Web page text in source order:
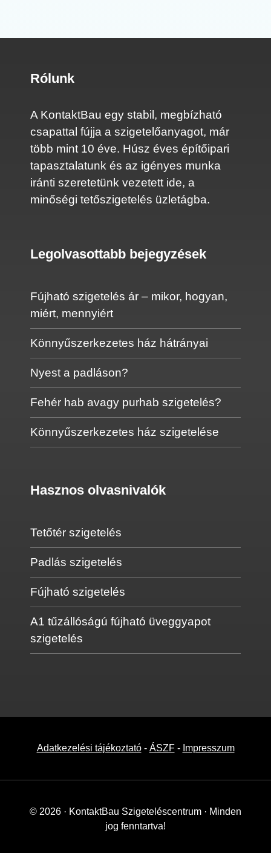
Rólunk
A KontaktBau egy stabil, megbízható
csapattal fújja a szigetelőanyagot, már
több mint 10 éve. Húsz éves építőipari
tapasztalatunk és az igényes munka
iránti szeretetünk vezetett ide, a
minőségi tetőszigetelés üzletágba.
Legolvasottabb bejegyzések
Fújható szigetelés ár – mikor, hogyan,
miért, mennyiért
Könnyűszerkezetes ház hátrányai
Nyest a padláson?
Fehér hab avagy purhab szigetelés?
Könnyűszerkezetes ház szigetelése
Hasznos olvasnivalók
Tetőtér szigetelés
Padlás szigetelés
Fújható szigetelés
A1 tűzállóságú fújható üveggyapot
szigetelés
Adatkezelési tájékoztató- ÁSZF- Impresszum
© 2026 · KontaktBau Szigeteléscentrum · Minden
jog fenntartva!